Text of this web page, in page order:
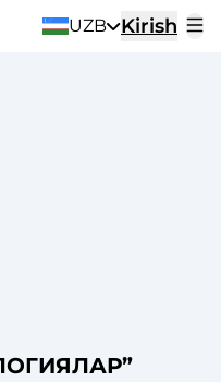
UZB Kirish